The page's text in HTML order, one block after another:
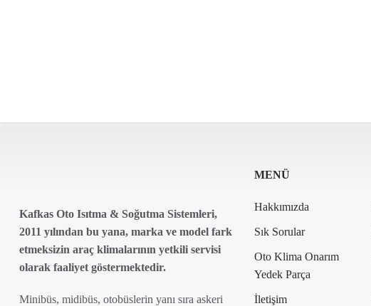
Kafkas Oto Isıtma & Soğutma Sistemleri,
2011 yılından bu yana, marka ve model fark
etmeksizin araç klimalarının yetkili servisi
olarak faaliyet göstermektedir.
Minibüs, midibüs, otobüslerin yanı sıra askeri
MENÜ
Hakkımızda
Sık Sorular
Oto Klima Onarım
Yedek Parça
İletişim